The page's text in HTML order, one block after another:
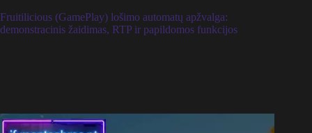
Fruitilicious (GamePlay) lošimo automatų apžvalga:
demonstracinis žaidimas, RTP ir papildomos funkcijos